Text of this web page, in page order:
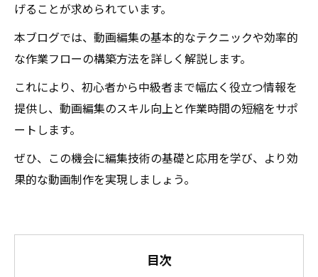
げることが求められています。
本ブログでは、動画編集の基本的なテクニックや効率的
な作業フローの構築方法を詳しく解説します。
これにより、初心者から中級者まで幅広く役立つ情報を
提供し、動画編集のスキル向上と作業時間の短縮をサポ
ートします。
ぜひ、この機会に編集技術の基礎と応用を学び、より効
果的な動画制作を実現しましょう。
目次